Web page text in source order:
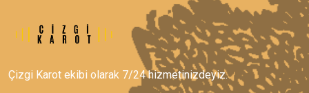
Çizgi Karot ekibi olarak 7/24 hizmetinizdeyiz.